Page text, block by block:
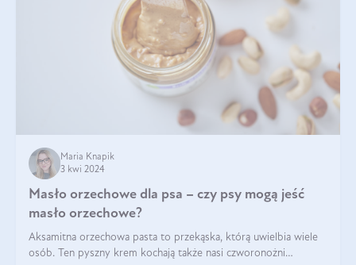
Maria Knapik
3 kwi 2024
Masło orzechowe dla psa – czy psy mogą jeść
masło orzechowe?
Aksamitna orzechowa pasta to przekąska, którą uwielbia wiele
osób. Ten pyszny krem kochają także nasi czworonożni